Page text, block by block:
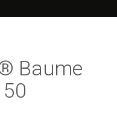
Baume